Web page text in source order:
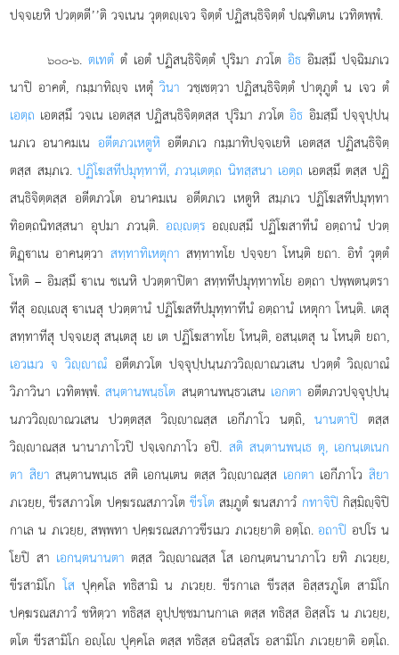
ปจฺจเยหิ ปวตฺตตี’’ติ วจเนน วุตฺตฺเจว จิตฺตํ ปฏิสนฺธิจิตฺตํ ปณฺฑิเตน เวทิตพฺพํ.
๖๐๐-๖. ตเทตํตํ เอตํ ปฏิสนฺธิจิตฺตํ ปุริมา ภวโตอิธ อิมสฺมึ ปจฺฉิมภเว
นาปิ อาคตํ, กมฺมาทิฺจ เหตุํวินา วชฺเชตฺวา ปฏิสนฺธิจิตฺตํ ปาตุภูตํ น เจว ตํ
เอตฺถ เอตสฺมึ วจเน เอตสฺส ปฏิสนฺธิจิตฺตสฺส ปุริมา ภวโตอิธ อิมสฺมึ ปจฺจุปฺปนฺ
นภเว อนาคมเน อตีตภวเหตูหิ อตีตภเว กมฺมาทิปจฺจเยหิ เอตสฺส ปฏิสนฺธิจิตฺ
ตสฺส สมฺภเว. ปฏิโฆสทีปมุทฺทาที, ภวนฺเตตฺถ นิทสฺสนา เอตฺถ เอตสฺมึ ตสฺส ปฏิ
สนฺธิจิตฺตสฺส อตีตภวโต อนาคมเน อตีตภเว เหตูหิ สมฺภเว ปฏิโฆสทีปมุทฺทา
ทิอตฺถนิทสฺสนา อุปมา ภวนฺติ. อฺตฺร อฺสฺมึ ปฏิโฆสาทีนํ อตฺถานํ ปวตฺ
ติฏฺาเน อาคนฺตฺวา สทฺทาทิเหตุกา สทฺทาทโย ปจฺจยา โหนฺติ ยถา. อิทํ วุตฺตํ
โหติ – อิมสฺมึ าเน ชเนหิ ปวตฺตาปิตา สทฺททีปมุทฺทาทโย อตฺถา ปพฺพตนฺตรา
ทีสุ อฺเสุ าเนสุ ปวตฺตานํ ปฏิโฆสทีปมุทฺทาทีนํ อตฺถานํ เหตุกา โหนฺติ. เตสุ
สทฺทาทีสุ ปจฺจเยสุ สนฺเตสุ เย เต ปฏิโฆสาทโย โหนฺติ, อสนฺเตสุ น โหนฺติ ยถา,
เอวเมว จ วิฺาณํ อตีตภวโต ปจฺจุปฺปนฺนภววิฺาณวเสน ปวตฺตํ วิฺาณํ
วิภาวินา เวทิตพฺพํ.สนฺตานพนฺธโต สนฺตานพนฺธวเสน เอกตา อตีตภวปจฺจุปฺปนฺ
นภววิฺาณวเสน ปวตฺตสฺส วิฺาณสฺส เอกีภาโว นตฺถิ, นานตาปิ ตสฺส
วิฺาณสฺส นานาภาโวปิ ปจฺเจกภาโว อปิ. สติ สนฺตานพนฺเธ ตุ, เอกนฺเตเนก
ตา สิยา สนฺตานพนฺเธ สติ เอกนฺเตน ตสฺสวิฺาณสฺส เอกตา เอกีภาโว สิยา
ภเวยฺย, ขีรสภาวโต ปคฺฆรณสภาวโต ขีรโต สมฺภูตํ ฆนสภาวํ กทาจิปิ กิสฺมิฺจิปิ
กาเล น ภเวยฺย, สพฺพทา ปคฺฆรณสภาวขีรเมว ภเวยฺยาติ อตฺโถ.อถาปิ อปโร น
โยปิ สา เอกนฺตนานตา ตสฺส วิฺาณสฺส โส เอกนฺตนานาภาโว ยทิ ภเวยฺย,
ขีรสามิโกโส ปุคฺคโล ทธิสามิ น ภเวยฺย. ขีรกาเล ขีรสฺส อิสฺสรภูโต สามิโก
ปคฺฆรณสภาวํ ชหิตฺวา ทธิสฺส อุปฺปชฺชมานกาเล ตสฺส ทธิสฺส อิสฺสโร น ภเวยฺย,
ตโต ขีรสามิโก อฺโ ปุคฺคโล ตสฺส ทธิสฺส อนิสฺสโร อสามิโก ภเวยฺยาติ อตฺโถ.